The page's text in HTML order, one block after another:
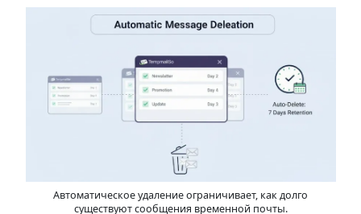
Автоматическое удаление ограничивает, как долго
существуют сообщения временной почты.